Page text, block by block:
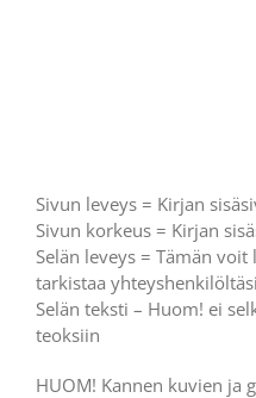
Sivun leveys = Kirjan
Sivun korkeus = Kirjan
Selän leveys = Tämän
tarkistaa
Selän teksti – Huom! ei
teoksiin
HUOM! Kannen kuvien ja